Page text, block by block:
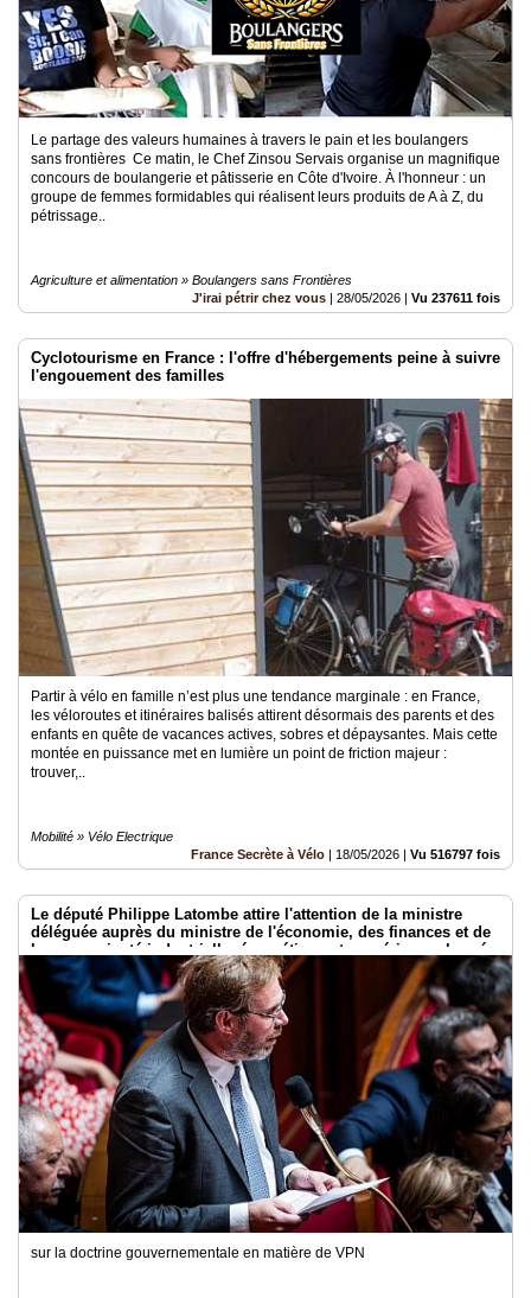
Le partage des valeurs humaines à travers le pain et les boulangers
sans frontières Ce matin, le Chef Zinsou Servais organise un magnifique
concours de boulangerie et pâtisserie en Côte d'Ivoire. À l'honneur : un
groupe de femmes formidables qui réalisent leurs produits de A à Z, du
pétrissage..
Agriculture et alimentation » Boulangers sans Frontières
J'irai pétrir chez vous | 28/05/2026 | Vu 237611 fois
Cyclotourisme en France : l'offre d'hébergements peine à suivre
l'engouement des familles
Partir à vélo en famille n’est plus une tendance marginale : en France,
les véloroutes et itinéraires balisés attirent désormais des parents et des
enfants en quête de vacances actives, sobres et dépaysantes. Mais cette
montée en puissance met en lumière un point de friction majeur :
trouver,..
Mobilité » Vélo Electrique
France Secrète à Vélo | 18/05/2026 | Vu 516797 fois
Le député Philippe Latombe attire l'attention de la ministre
déléguée auprès du ministre de l'économie, des finances et de
la souveraineté industrielle, énergétique et numérique, chargée
de l'intelligence artificielle et du numérique
sur la doctrine gouvernementale en matière de VPN